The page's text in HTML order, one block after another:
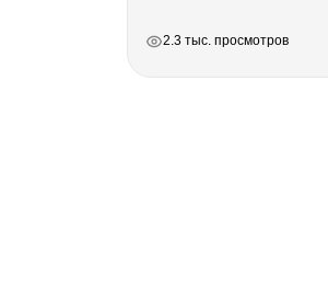
2.3 тыс. просмотров